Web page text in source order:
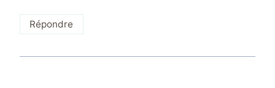
Répondre